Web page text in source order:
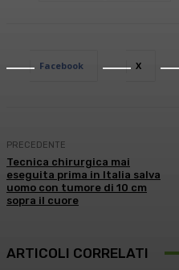
Facebook X
PRECEDENTE
Tecnica chirurgica mai
eseguita prima in Italia salva
uomo con tumore di 10 cm
sopra il cuore
ARTICOLI CORRELATI